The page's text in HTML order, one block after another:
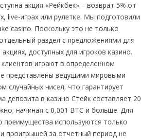
акция «Рейкбек» – возврат 5% от
live-играх или рулетке. Мы подготовили
casino. Поскольку это не только
раздел с предложениями для
доступных для игроков казино.
играют в определенном
представлены ведущими мировыми
чисел, что гарантирует
депозита в казино Стейк составляет 20
начиная с 0,001 BTC и больше. Для
преимущества используются только
проигрышей за отчетный период не